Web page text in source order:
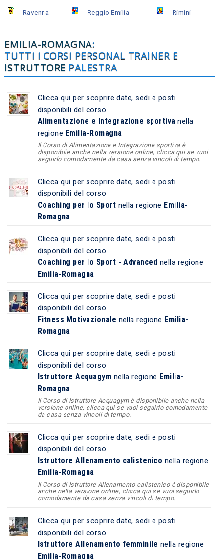
Ravenna Reggio Emilia Rimini
EMILIA-ROMAGNA:
TUTTI I CORSI PERSONAL TRAINER E
ISTRUTTORE PALESTRA
Clicca qui per scoprire date, sedi e posti
disponibili del corso
Alimentazione e Integrazione sportiva nella
regione Emilia-Romagna
Il Corso di Alimentazione e Integrazione sportiva è
disponibile anche nella versione online, clicca qui se vuoi
seguirlo comodamente da casa senza vincoli di tempo.
Clicca qui per scoprire date, sedi e posti
disponibili del corso
Coaching per lo Sport nella regione Emilia-
Romagna
Clicca qui per scoprire date, sedi e posti
disponibili del corso
Coaching per lo Sport - Advanced nella regione
Emilia-Romagna
Clicca qui per scoprire date, sedi e posti
disponibili del corso
Fitness Motivazionale nella regione Emilia-
Romagna
Clicca qui per scoprire date, sedi e posti
disponibili del corso
Istruttore Acquagym nella regione Emilia-
Romagna
Il Corso di Istruttore Acquagym è disponibile anche nella
versione online, clicca qui se vuoi seguirlo comodamente
da casa senza vincoli di tempo.
Clicca qui per scoprire date, sedi e posti
disponibili del corso
Istruttore Allenamento calistenico nella regione
Emilia-Romagna
Il Corso di Istruttore Allenamento calistenico è disponibile
anche nella versione online, clicca qui se vuoi seguirlo
comodamente da casa senza vincoli di tempo.
Clicca qui per scoprire date, sedi e posti
disponibili del corso
Istruttore Allenamento femminile nella regione
Emilia-Romagna